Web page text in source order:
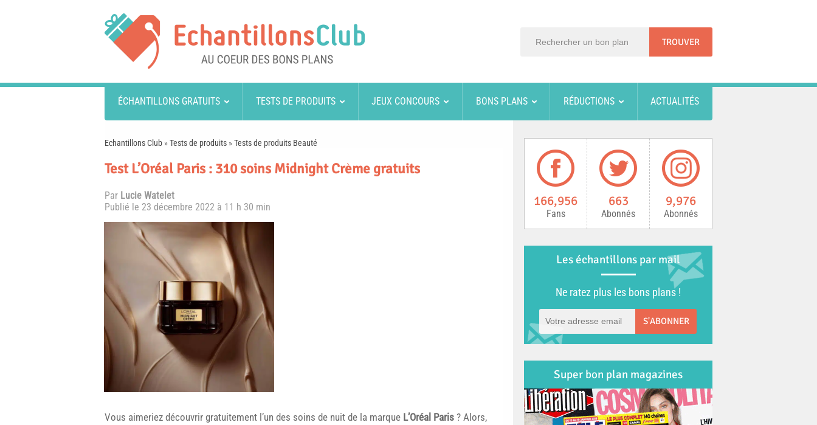
ÉCHANTILLONS GRATUITS TESTS DE PRODUITS JEUX CONCOURS BONS PLANS RÉDUCTIONS ACTUALITÉS
Echantillons Club »Tests de produits »Tests de produits Beauté
Test L’Oréal Paris : 310 soins Midnight Crème gratuits
Par Lucie Watelet
Publié le 23 décembre 2022 à 11 h 30 min
Vous aimeriez découvrir gratuitement l’un des soins de nuit de la marque L’Oréal Paris ? Alors,
166,956
Fans
663
Abonnés
9,976
Abonnés
Les échantillons par mail
Ne ratez plus les bons plans !
S'ABONNER
Super bon plan magazines